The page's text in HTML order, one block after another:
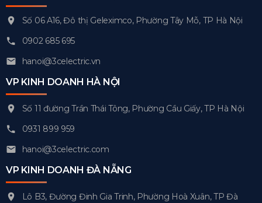
Số 06 A16, Đô thị Geleximco, Phường Tây Mỗ, TP Hà Nội
0902 685 695
hanoi@3celectric.vn
VP KINH DOANH HÀ NỘI
Số 11 đường Trần Thái Tông, Phường Cầu Giấy, TP Hà Nội
0931 899 959
hanoi@3celectric.com
VP KINH DOANH ĐÀ NẴNG
Lô B3, Đường Đinh Gia Trinh, Phường Hoà Xuân, TP Đà